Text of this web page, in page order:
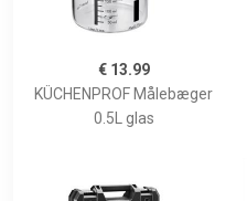
€ 13.99
KÜCHENPROF Målebæger
0.5L glas